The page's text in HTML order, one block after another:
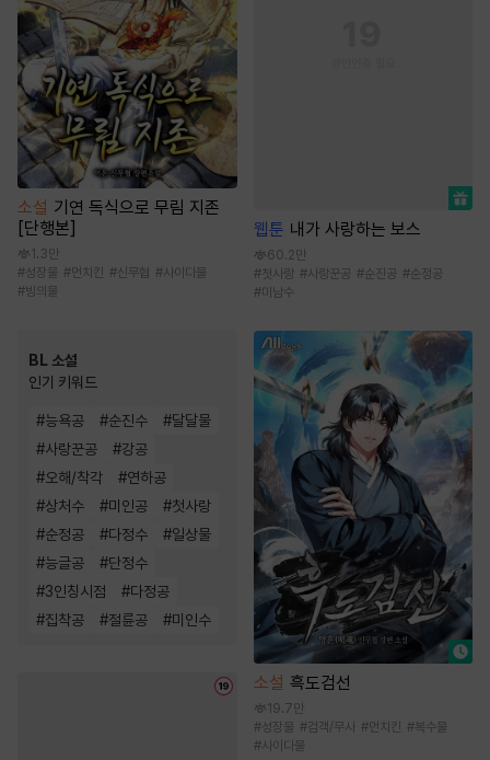
소설 기연 독식으로 무림 지존
[단행본]
1.3만
#성장물 #먼치킨 #신무협 #사이다물
#빙의물
BL 소설
인기 키워드
#능욕공 #순진수 #달달물
#사랑꾼공 #강공
#오해/착각 #연하공
#상처수 #미인공 #첫사랑
#순정공 #다정수 #일상물
#능글공 #단정수
#3인칭시점 #다정공
#집착공 #절륜공 #미인수
웹툰 내가 사랑하는 보스
60.2만
#첫사랑 #사랑꾼공 #순진공 #순정공
#미남수
소설 흑도검선
19.7만
#성장물 #검객/무사 #먼치킨 #복수물
#사이다물